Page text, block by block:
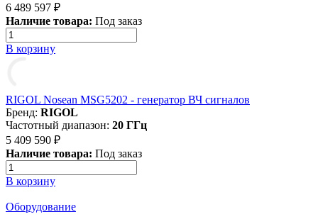
6 489 597 ₽
Наличие товара: Под заказ
В корзину
RIGOL Nosean MSG5202 - генератор ВЧ сигналов
Бренд: RIGOL
Частотный диапазон: 20 ГГц
5 409 590 ₽
Наличие товара: Под заказ
В корзину
Оборудование